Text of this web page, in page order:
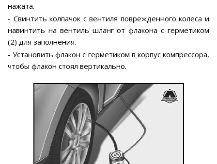
нажата.
- Свинтить колпачок с вентиля поврежденного колеса и
навинтить на вентиль шланг от флакона с герметиком
(2) для заполнения.
- Установить флакон с герметиком в корпус компрессора,
чтобы флакон стоял вертикально.